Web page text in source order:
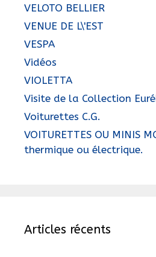
VELOTO BELLIER
VENUE DE L\'EST
VESPA
Vidéos
VIOLETTA
Visite de la Collection
Voiturettes C.G.
VOITURETTES OU MINIS
thermique ou électrique.
Articles récents